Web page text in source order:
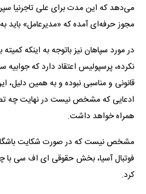
می‌دهد که این مدت برای علی تاجرنیا
مجوز حرفه‌ای آمده که «مدیرعامل»
در مورد سپاهان نیز باتوجه به اینکه
نکرده، پرسپولیس اعتقاد دارد که جوابیه
قانونی و مناسبی نبوده و به همین دلیل،
ادعایی که مشخص نیست در نهایت چه
همراه خواهد داشت.
مشخص نیست که در صورت شکایت
فوتبال آسیا، بخش حقوقی ای اف سی با
کرد.